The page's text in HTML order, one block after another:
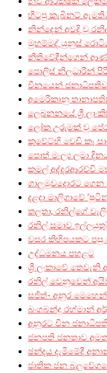
හිටපු කැබිනට්
නින්දෙන් අවදි වූ
මුහම්මද් යුනුස්
නීතිවේදීන්ගෙන්
පොලිස් නිලධාරීන්
චීනයෙන්
අමෙරිකානු
ලෙබනනයේ ශ්‍රී
ලෝක උරුමක් වූ
කුවේට්හි වෙඩි කෑ
පොත් මංල්‍ය ලමා
කමල් අද්දරආරච්චි
ගාලුමුවදොරට ගෙන
දළදා මාලිගාවේ
තලතා, රනිල්ගේ
රනිල් සමාව
වසර කිහිපයකට පසු
උද්ධමනය පහළට
ශ්‍රී ලංකාවේ තෙවැනි
රනිල් වෙනුවෙන්
සජිත්- අනුර
බංගබන්දු රහ්මාන්
අනුරට චීන
ජනපති ජනතාව
ඡන්දය දැමීමේදී
ජාතික ජන